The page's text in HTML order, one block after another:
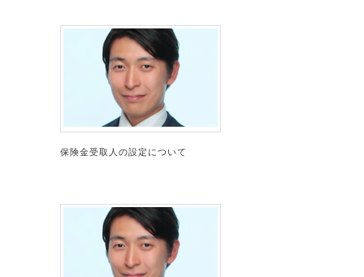
保険金受取人の設定について